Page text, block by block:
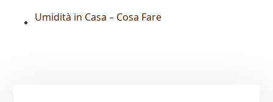
Umidità in Casa – Cosa Fare